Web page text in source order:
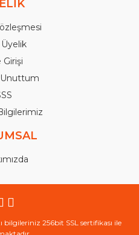
Girişi
bilgileriniz 256bit SSL sertifikası ile